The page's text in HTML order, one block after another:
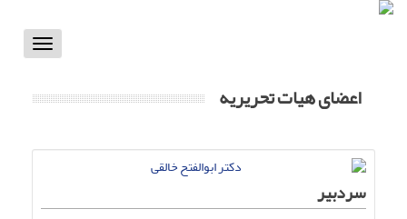
Toggle
اعضای هیات تحریریه
سردبیر